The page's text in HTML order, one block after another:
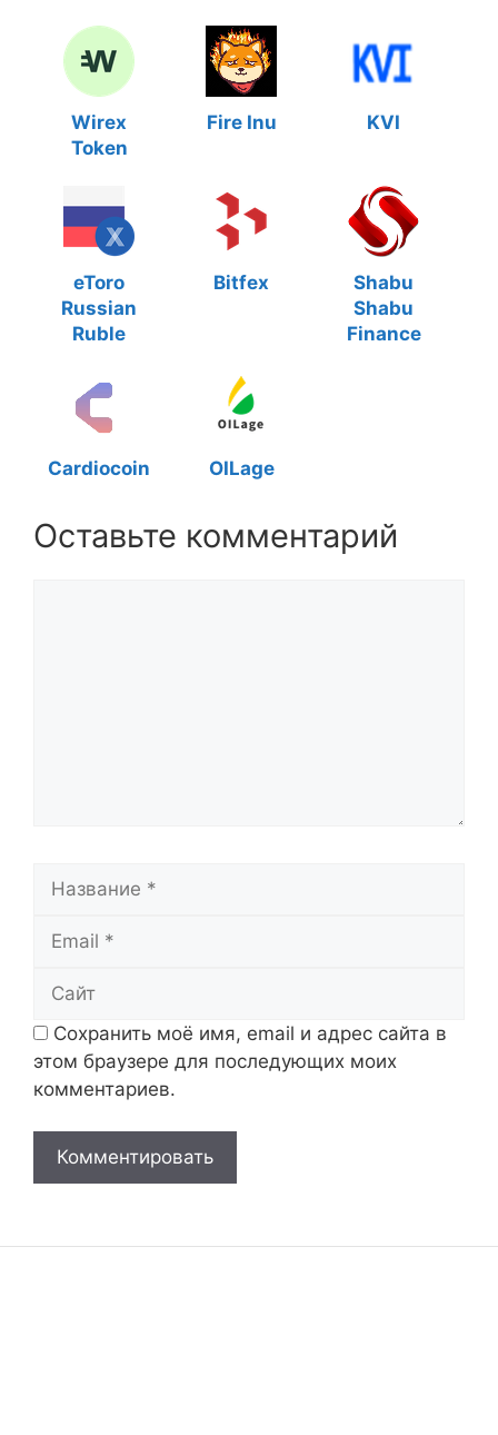
Wirex
Token
Fire Inu KVI
eToro
Russian
Ruble
Bitfex
Shabu
Shabu
Finance
Cardiocoin OILage
Оставьте комментарий
Сохранить моё имя, email и адрес сайта в
этом браузере для последующих моих
комментариев.